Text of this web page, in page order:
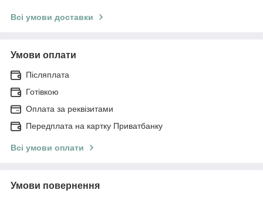
Всі умови доставки
Умови оплати
Післяплата
Готівкою
Оплата за реквізитами
Передплата на картку Приватбанку
Всі умови оплати
Умови повернення